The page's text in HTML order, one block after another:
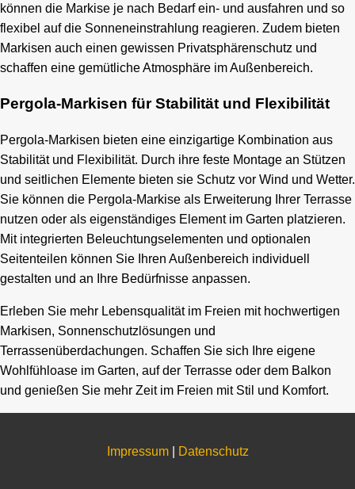
können die Markise je nach Bedarf ein- und ausfahren und so
flexibel auf die Sonneneinstrahlung reagieren. Zudem bieten
Markisen auch einen gewissen Privatsphärenschutz und
schaffen eine gemütliche Atmosphäre im Außenbereich.
Pergola-Markisen für Stabilität und Flexibilität
Pergola-Markisen bieten eine einzigartige Kombination aus
Stabilität und Flexibilität. Durch ihre feste Montage an Stützen
und seitlichen Elemente bieten sie Schutz vor Wind und Wetter.
Sie können die Pergola-Markise als Erweiterung Ihrer Terrasse
nutzen oder als eigenständiges Element im Garten platzieren.
Mit integrierten Beleuchtungselementen und optionalen
Seitenteilen können Sie Ihren Außenbereich individuell
gestalten und an Ihre Bedürfnisse anpassen.
Erleben Sie mehr Lebensqualität im Freien mit hochwertigen
Markisen, Sonnenschutzlösungen und
Terrassenüberdachungen. Schaffen Sie sich Ihre eigene
Wohlfühloase im Garten, auf der Terrasse oder dem Balkon
und genießen Sie mehr Zeit im Freien mit Stil und Komfort.
Impressum| Datenschutz